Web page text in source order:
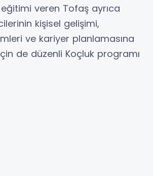
veren Tofaş ayrıca
kişisel gelişimi,
ve kariyer planlamasına
de düzenli Koçluk programı